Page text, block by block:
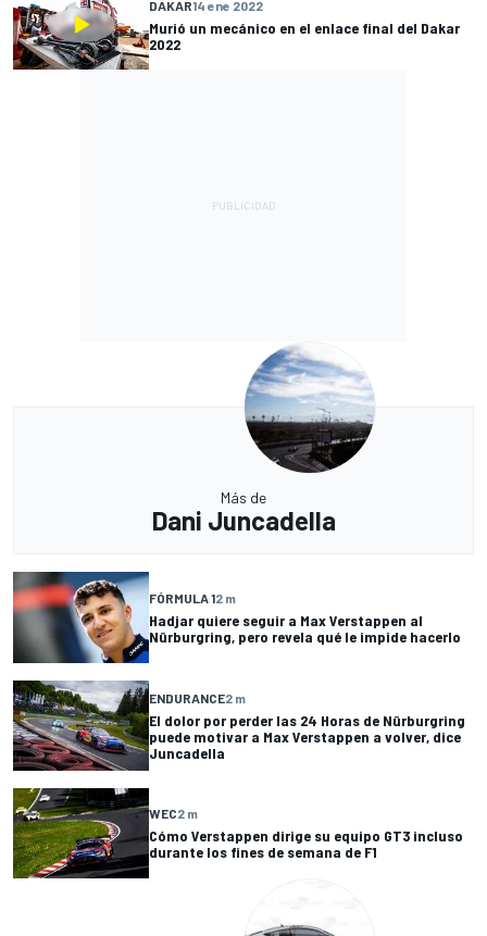
DAKAR14 ene 2022
Murió un mecánico en el enlace final del Dakar
2022
Más de
Dani Juncadella
FÓRMULA 12 m
Hadjar quiere seguir a Max Verstappen al
Nürburgring, pero revela qué le impide hacerlo
ENDURANCE2 m
El dolor por perder las 24 Horas de Nürburgring
puede motivar a Max Verstappen a volver, dice
Juncadella
WEC2 m
Cómo Verstappen dirige su equipo GT3 incluso
durante los fines de semana de F1